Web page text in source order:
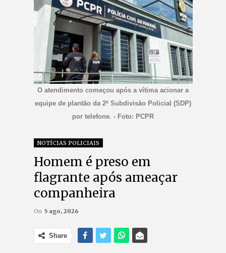
O atendimento começou após a vítima acionar a
equipe de plantão da 2ª Subdivisão Policial (SDP)
por telefone. - Foto: PCPR
NOTÍCIAS POLICIAIS
Homem é preso em
flagrante após ameaçar
companheira
On 5 ago, 2026
Share